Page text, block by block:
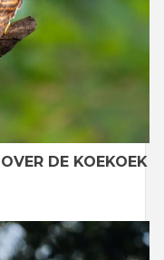
DE KOEKOEK